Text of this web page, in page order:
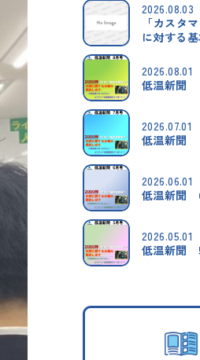
2026.08.03
「カスタ
に対する
2026.08.01
低温新聞
2026.07.01
低温新聞
2026.06.01
低温新聞
2026.05.01
低温新聞